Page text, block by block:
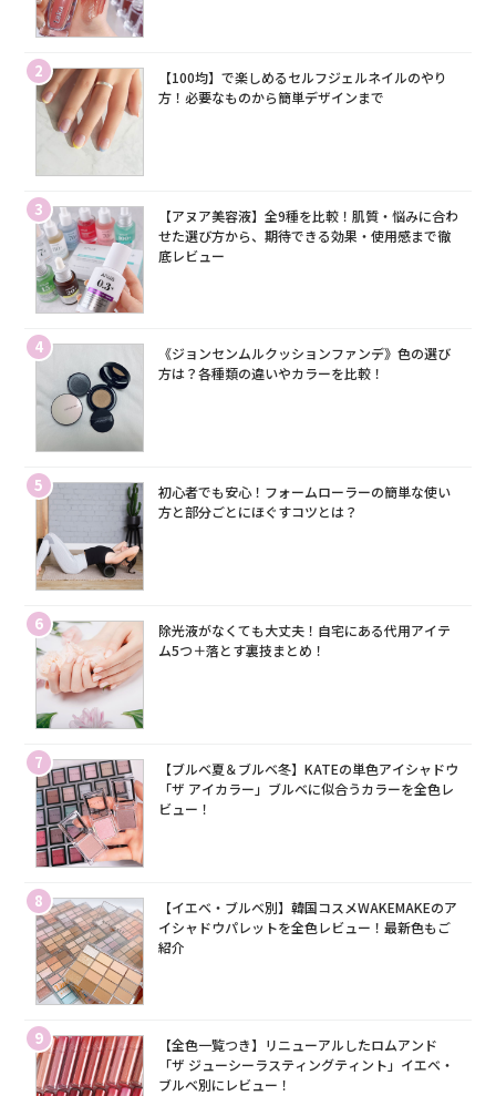
2
【100均】で楽しめるセルフジェルネイルのやり
方！必要なものから簡単デザインまで
3
【アヌア美容液】全9種を比較！肌質・悩みに合わ
せた選び方から、期待できる効果・使用感まで徹
底レビュー
4
《ジョンセンムルクッションファンデ》色の選び
方は？各種類の違いやカラーを比較！
5
初心者でも安心！フォームローラーの簡単な使い
方と部分ごとにほぐすコツとは？
6
除光液がなくても大丈夫！自宅にある代用アイテ
ム5つ＋落とす裏技まとめ！
7
【ブルベ夏＆ブルベ冬】KATEの単色アイシャドウ
「ザ アイカラー」ブルベに似合うカラーを全色レ
ビュー！
8
【イエベ・ブルベ別】韓国コスメWAKEMAKEのア
イシャドウパレットを全色レビュー！最新色もご
紹介
9
【全色一覧つき】リニューアルしたロムアンド
「ザ ジューシーラスティングティント」イエベ・
ブルベ別にレビュー！